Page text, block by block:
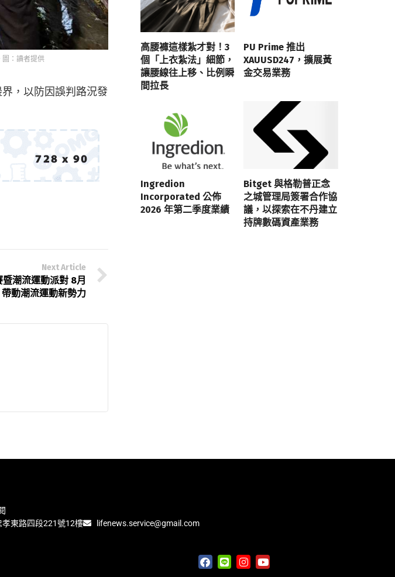
圖：讀者提供
，以防因誤判路況發
Next Article
潮流運動派對 8月
動潮流運動新勢力
高腰褲這樣紮才對！3
個「上衣紮法」細節，
讓腰線往上移、比例瞬
間拉長
PU Prime 推出
XAUUSD247，擴展黃
金交易業務
Ingredion
Incorporated 公佈
2026 年第二季度業績
Bitget 與格勒普正念
之城管理局簽署合作協
議，以探索在不丹建立
持牌數碼資產業務
東路四段221號12樓 lifenews.service@gmail.com